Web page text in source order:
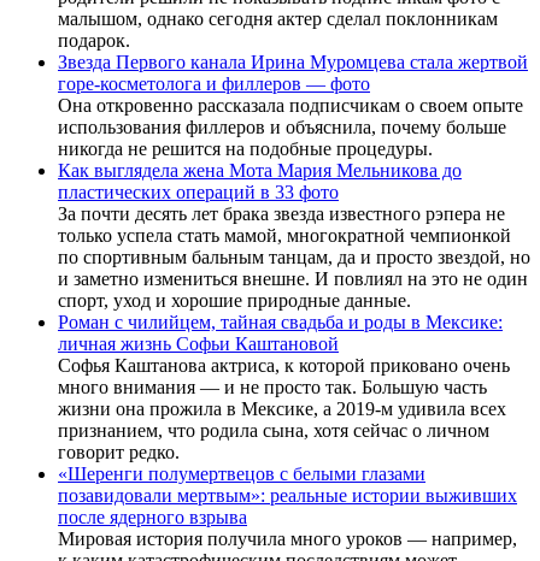
малышом, однако сегодня актер сделал поклонникам
подарок.
Звезда Первого канала Ирина Муромцева стала жертвой
горе-косметолога и филлеров — фото
Она откровенно рассказала подписчикам о своем опыте
использования филлеров и объяснила, почему больше
никогда не решится на подобные процедуры.
Как выглядела жена Мота Мария Мельникова до
пластических операций в 33 фото
За почти десять лет брака звезда известного рэпера не
только успела стать мамой, многократной чемпионкой
по спортивным бальным танцам, да и просто звездой, но
и заметно измениться внешне. И повлиял на это не один
спорт, уход и хорошие природные данные.
Роман с чилийцем, тайная свадьба и роды в Мексике:
личная жизнь Софьи Каштановой
Софья Каштанова актриса, к которой приковано очень
много внимания — и не просто так. Большую часть
жизни она прожила в Мексике, а 2019-м удивила всех
признанием, что родила сына, хотя сейчас о личном
говорит редко.
«Шеренги полумертвецов с белыми глазами
позавидовали мертвым»: реальные истории выживших
после ядерного взрыва
Мировая история получила много уроков — например,